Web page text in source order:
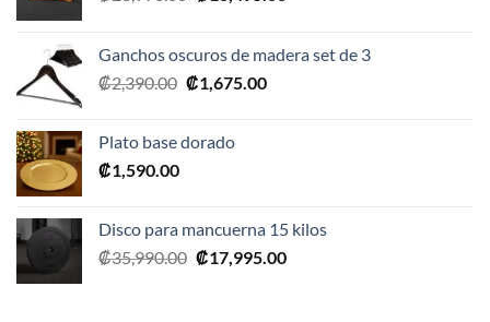
era:
₡20,990.00.
es:
Ganchos oscuros de madera set de 3
₡2,390.00 El
era:
₡1,675.00El
Plato base dorado
₡1,590.00
Disco para mancuerna 15 kilos
₡35,990.00 El
₡17,995.00El